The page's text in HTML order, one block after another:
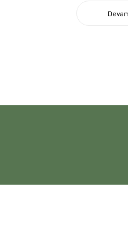
doğaya tutkun